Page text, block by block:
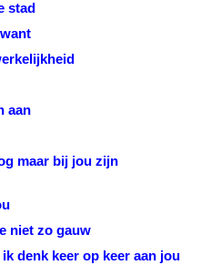
stad
aan
maar bij jou zijn
niet zo gauw
denk keer op keer aan jou